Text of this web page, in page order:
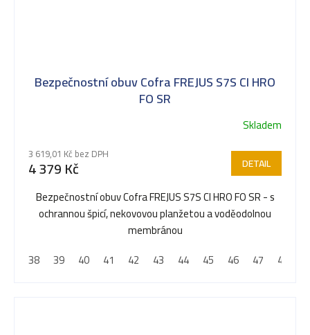
Bezpečnostní obuv Cofra FREJUS S7S CI HRO
FO SR
Skladem
3 619,01 Kč bez DPH
4 379 Kč DETAIL
Bezpečnostní obuv Cofra FREJUS S7S CI HRO FO SR - s
ochrannou špicí, nekovovou planžetou a voděodolnou
membránou
38
39 40 41 42 43 44 45 46 47 48